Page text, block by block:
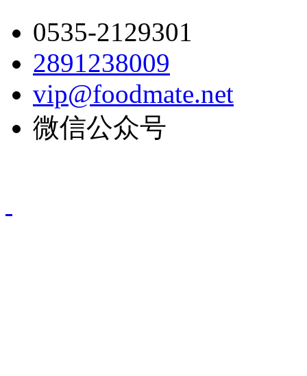
0535-2129301
2891238009
vip@foodmate.net
微信公众号